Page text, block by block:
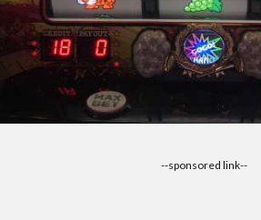
--sponsored link--